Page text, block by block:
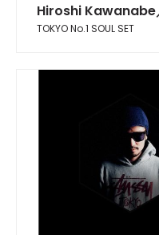
Hiroshi Kawanabe
TOKYO No.1 SOUL SET